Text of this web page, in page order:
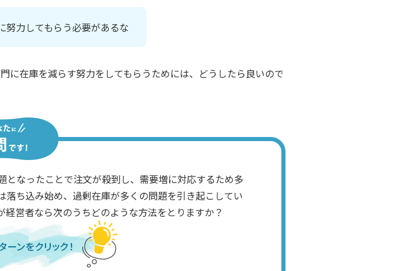
努力してもらう必要があるな
に在庫を減らす努力をしてもらうためには、どうしたら良いので
なったことで注文が殺到し、需要増に対応するため多
ち込み始め、過剰在庫が多くの問題を引き起こしてい
営者なら次のうちどのような方法をとりますか？